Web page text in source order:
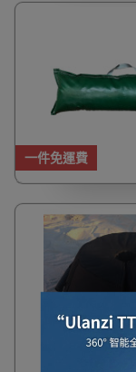
一件免運費